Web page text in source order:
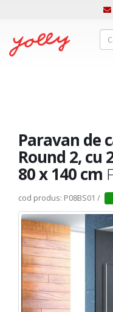
Paravan de
Round 2, cu
80 x 140 cm
cod produs: P08BS01 /